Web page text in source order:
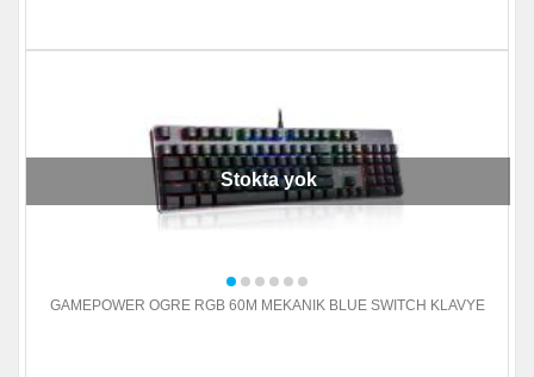
Stokta yok
GAMEPOWER OGRE RGB 60M MEKANIK BLUE SWITCH KLAVYE